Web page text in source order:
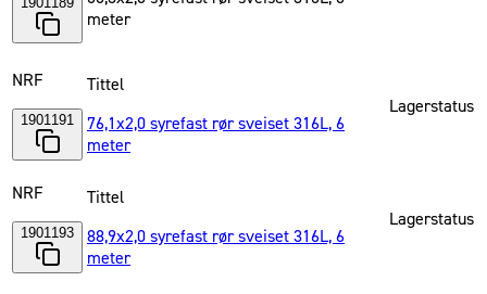
meter
NRF
1901191
Tittel
76,1x2,0 syrefast rør sveiset 316L, 6
meter
Lagerstatus
NRF
1901193
Tittel
88,9x2,0 syrefast rør sveiset 316L, 6
meter
Lagerstatus